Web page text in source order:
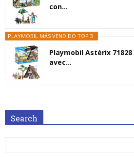
con...
PLAYMOBIL MÁS VENDIDO TOP 3
Playmobil Astérix
avec...
Search